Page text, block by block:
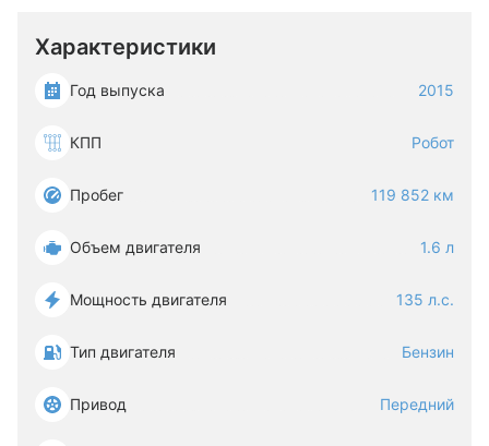
Характеристики
Год выпуска 2015
КПП Робот
Пробег 119 852 км
Объем двигателя 1.6 л
Мощность двигателя 135 л.с.
Тип двигателя Бензин
Привод Передний